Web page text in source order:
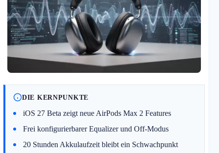
DIE KERNPUNKTE
iOS 27 Beta zeigt neue AirPods Max 2 Features
Frei konfigurierbarer Equalizer und Off-Modus
20 Stunden Akkulaufzeit bleibt ein Schwachpunkt